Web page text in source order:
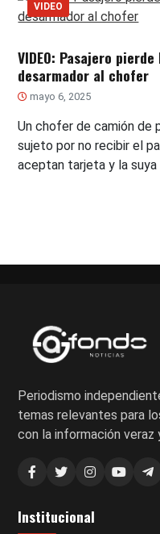
VIDEO
VIDEO: Pasajero
desarmador al chofer
mayo 6, 2025
Un chofer de camión de
sujeto por no recibir el
aceptan tarjeta y la suya
Periodismo
temas relevantes para
con la información
Institucional